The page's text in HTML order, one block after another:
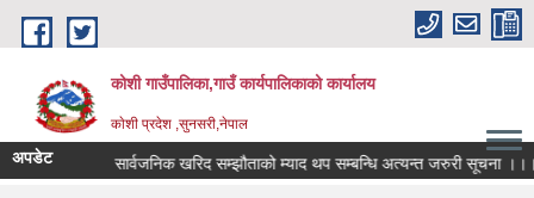
Skip to main content
कोशी गाउँपालिका,गाउँ कार्यपालिकाको कार्यालय
काेशी प्रदेश ,सुनसरी,नेपाल
अपडेट
वक्तव्य सार्वजनिक खरिद सम्झौताको म्याद थप सम्बन्धि अत्यन्त जरुरी सूचना ।।।